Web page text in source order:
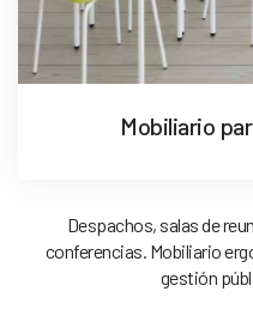
Mobiliario
Despachos, salas de
conferencias. Mobiliario
gestión